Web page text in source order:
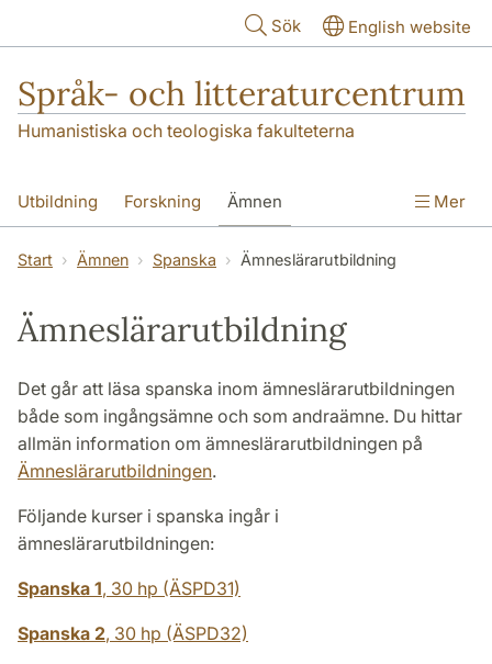
Sök English website
Språk- och litteraturcentrum
Humanistiska och teologiska fakulteterna
Utbildning Forskning Ämnen
SOL-husen Kontakt Institutionen
Mer
Start Ämnen Spanska Ämneslärarutbildning
Ämneslärarutbildning
Det går att läsa spanska inom ämneslärarutbildningen
både som ingångsämne och som andraämne. Du hittar
allmän information om ämneslärarutbildningen på
Ämneslärarutbildningen.
Följande kurser i spanska ingår i
ämneslärarutbildningen:
Spanska 1, 30 hp (ÄSPD31)
Spanska 2, 30 hp (ÄSPD32)